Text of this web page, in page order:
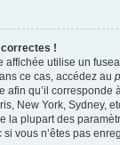
correctes !
affichée utilise un
ce cas, accédez au
afin qu’il corresponde
New York, Sydney,
la plupart des
vous n’êtes pas